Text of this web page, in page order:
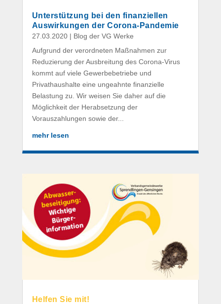
Unterstützung bei den finanziellen
Auswirkungen der Corona-Pandemie
27.03.2020| Blog der VG Werke
Aufgrund der verordneten Maßnahmen zur
Reduzierung der Ausbreitung des Corona-Virus
kommt auf viele Gewerbebetriebe und
Privathaushalte eine ungeahnte finanzielle
Belastung zu. Wir weisen Sie daher auf die
Möglichkeit der Herabsetzung der
Vorauszahlungen sowie der...
mehr lesen
Helfen Sie mit!